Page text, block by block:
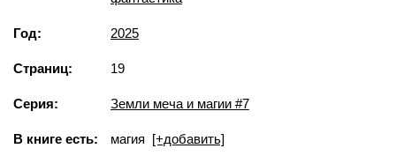
Год: 2025
Страниц: 19
Серия: Земли меча и магии #7
В книге есть: магия [+добавить]